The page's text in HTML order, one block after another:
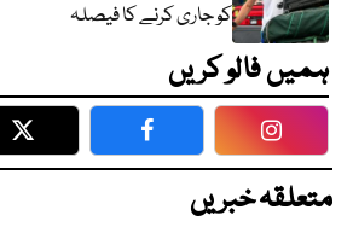
کو جاری کرنے کا فیصلہ
ہمیں فالو کریں
Twitter Facebook
متعلقہ خبریں